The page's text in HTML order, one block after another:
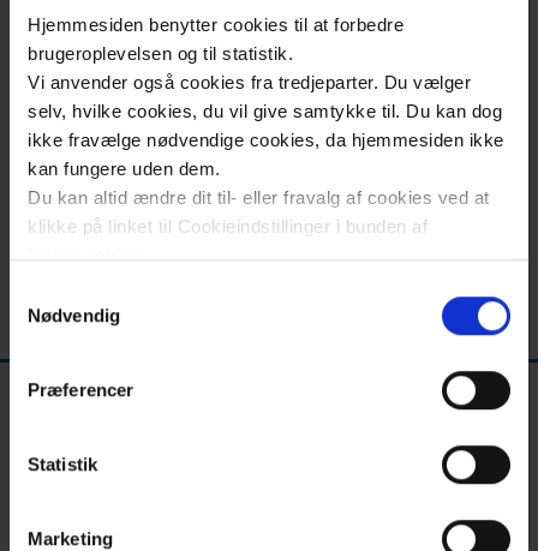
Hjemmesiden benytter cookies til at forbedre
brugeroplevelsen og til statistik.
Vi anvender også cookies fra tredjeparter. Du vælger
selv, hvilke cookies, du vil give samtykke til. Du kan dog
ikke fravælge nødvendige cookies, da hjemmesiden ikke
kan fungere uden dem.
Du kan altid ændre dit til- eller fravalg af cookies ved at
klikke på linket til Cookieindstillinger i bunden af
hjemmesiden.
Læs mere om brugen af cookies på vores hjemmeside
Læs mere om vores behandling af personoplysninger
her.
Nødvendig
Præferencer
Statistik
Marketing
info
KontaktOversigt over planlagte kurser
Opdateret torsdag den 27. feb. 2025